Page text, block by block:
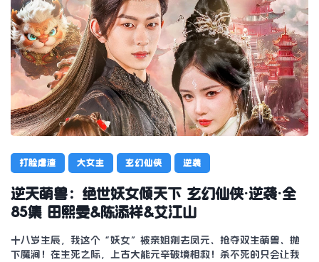
打脸虐渣 大女主 玄幻仙侠 逆袭
逆天萌兽：绝世妖女倾天下 玄幻仙侠·逆袭·全
85集 田熙雯&陈添祥&艾江山
十八岁生辰，我这个“妖女”被亲姐剜去凤元、抢夺双生萌兽、抛
下魔涧！在生死之际，上古大能元辛破境相救！杀不死的只会让我